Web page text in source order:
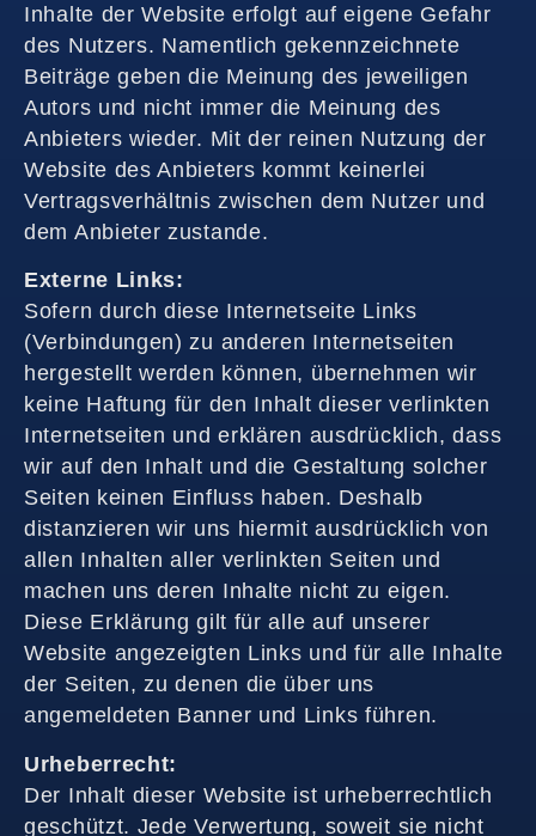
Inhalte der Website erfolgt auf eigene Gefahr
des Nutzers. Namentlich gekennzeichnete
Beiträge geben die Meinung des jeweiligen
Autors und nicht immer die Meinung des
Anbieters wieder. Mit der reinen Nutzung der
Website des Anbieters kommt keinerlei
Vertragsverhältnis zwischen dem Nutzer und
dem Anbieter zustande.
Externe Links:
Sofern durch diese Internetseite Links
(Verbindungen) zu anderen Internetseiten
hergestellt werden können, übernehmen wir
keine Haftung für den Inhalt dieser verlinkten
Internetseiten und erklären ausdrücklich, dass
wir auf den Inhalt und die Gestaltung solcher
Seiten keinen Einfluss haben. Deshalb
distanzieren wir uns hiermit ausdrücklich von
allen Inhalten aller verlinkten Seiten und
machen uns deren Inhalte nicht zu eigen.
Diese Erklärung gilt für alle auf unserer
Website angezeigten Links und für alle Inhalte
der Seiten, zu denen die über uns
angemeldeten Banner und Links führen.
Urheberrecht:
Der Inhalt dieser Website ist urheberrechtlich
geschützt. Jede Verwertung, soweit sie nicht